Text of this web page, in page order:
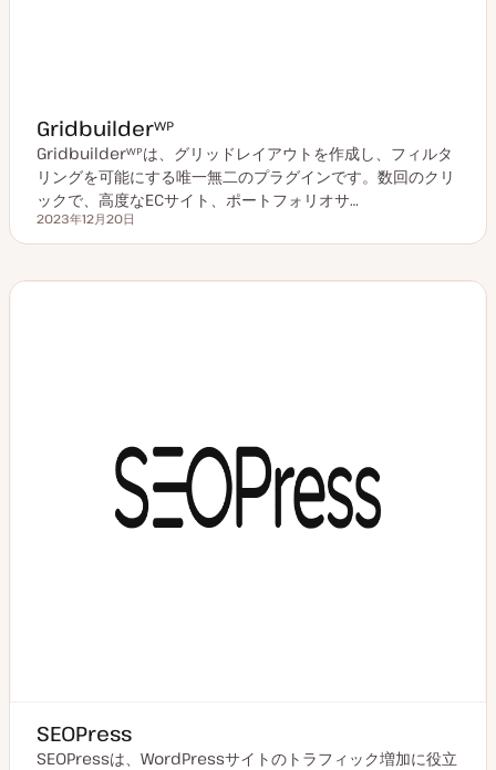
Gridbuilderᵂᴾ
Gridbuilderᵂᴾは、グリッドレイアウトを作成し、フィルタ
リングを可能にする唯一無二のプラグインです。数回のクリ
ックで、高度なECサイト、ポートフォリオサ…
更新日
2023年12月20日
SEOPress
SEOPressは、WordPressサイトのトラフィック増加に役立